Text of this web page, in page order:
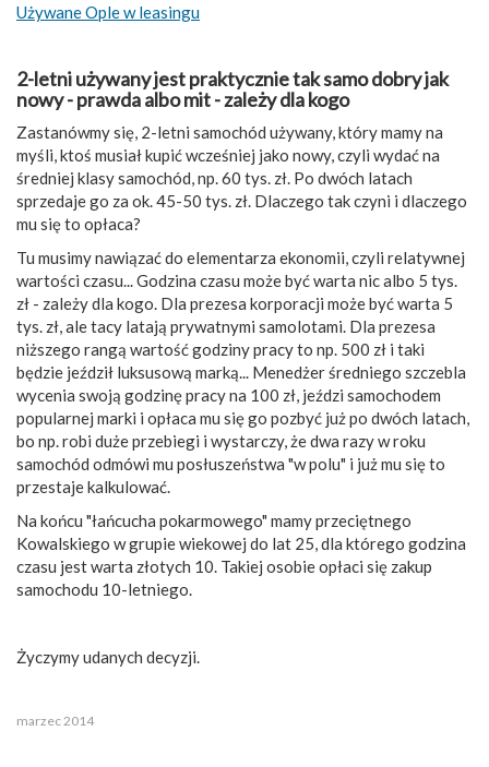
Używane Ople w leasingu
2-letni używany jest praktycznie tak samo dobry jak
nowy - prawda albo mit - zależy dla kogo
Zastanówmy się, 2-letni samochód używany, który mamy na
myśli, ktoś musiał kupić wcześniej jako nowy, czyli wydać na
średniej klasy samochód, np. 60 tys. zł. Po dwóch latach
sprzedaje go za ok. 45-50 tys. zł. Dlaczego tak czyni i dlaczego
mu się to opłaca?
Tu musimy nawiązać do elementarza ekonomii, czyli relatywnej
wartości czasu... Godzina czasu może być warta nic albo 5 tys.
zł - zależy dla kogo. Dla prezesa korporacji może być warta 5
tys. zł, ale tacy latają prywatnymi samolotami. Dla prezesa
niższego rangą wartość godziny pracy to np. 500 zł i taki
będzie jeździł luksusową marką... Menedżer średniego szczebla
wycenia swoją godzinę pracy na 100 zł, jeździ samochodem
popularnej marki i opłaca mu się go pozbyć już po dwóch latach,
bo np. robi duże przebiegi i wystarczy, że dwa razy w roku
samochód odmówi mu posłuszeństwa "w polu" i już mu się to
przestaje kalkulować.
Na końcu "łańcucha pokarmowego" mamy przeciętnego
Kowalskiego w grupie wiekowej do lat 25, dla którego godzina
czasu jest warta złotych 10. Takiej osobie opłaci się zakup
samochodu 10-letniego.
Życzymy udanych decyzji.
marzec 2014